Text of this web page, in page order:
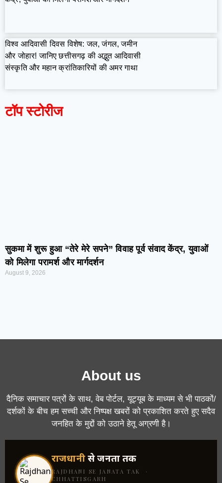
विश्व आदिवासी दिवस विशेष: जल, जंगल, जमीन
और जोहार! जानिए छत्तीसगढ़ की अद्भुत आदिवासी
संस्कृति और महान क्रांतिकारियों की अमर गाथा
टॉप स्टोरीज
सुकमा में शुरू हुआ “तेरे मेरे सपने” विवाह पूर्व संवाद केंद्र, युवाओं
को मिलेगा परामर्श और मार्गदर्शन
August 9, 2026
About us
दैनिक समाचार पत्रों के साथ, वेब पोर्टल, यूट्यूब के माध्यम से भी पाठकों/
दर्शकों के बीच हम सच्ची और निष्पक्ष खबरों को प्रकाशित करते हुए सदैव
जनहित के मुद्दों को उठाने हेतू अग्रणी है।
राजधानीसे जनता तक
RAJDHANI SE JANATA TAK ·
CHHATTISGARH